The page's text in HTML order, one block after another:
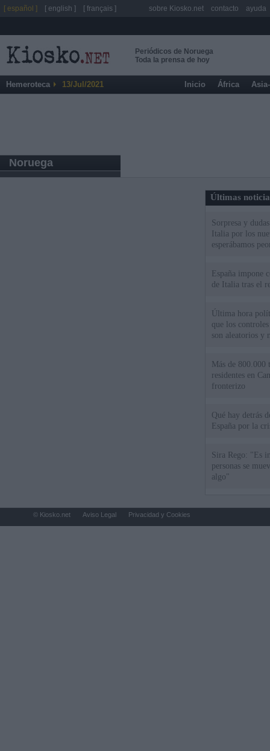
Periódicos de Noruega
Toda la prensa de hoy
Hemeroteca 13/Jul/2021 Inicio África
Noruega
Últimas
Sorpresa y
Italia por los
esperábamos
España impone
de Italia tras el
Última hora
que los
son aleatorios y
Más de 800.000
residentes en
fronterizo
Qué hay detrás
España por la
Sira Rego: "Es
personas se
algo"
[ español ] [ english ] [ français ] sobre Kiosko.net contacto ayuda
© Kiosko.net Aviso Legal Privacidad y Cookies